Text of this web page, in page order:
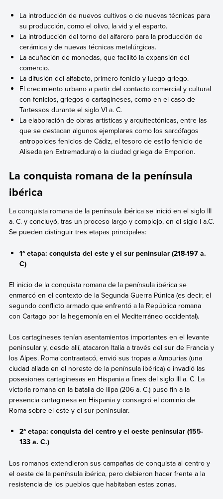
La introducción de nuevos cultivos o de nuevas técnicas para
su producción, como el olivo, la vid y el esparto.
La introducción del torno del alfarero para la producción de
cerámica y de nuevas técnicas metalúrgicas.
La acuñación de monedas, que facilitó la expansión del
comercio.
La difusión del alfabeto, primero fenicio y luego griego.
El crecimiento urbano a partir del contacto comercial y cultural
con fenicios, griegos o cartagineses, como en el caso de
Tartessos durante el siglo VI a. C.
La elaboración de obras artísticas y arquitectónicas, entre las
que se destacan algunos ejemplares como los sarcófagos
antropoides fenicios de Cádiz, el tesoro de estilo fenicio de
Aliseda (en Extremadura) o la ciudad griega de Emporion.
La conquista romana de la península
ibérica
La conquista romana de la península ibérica se inició en el siglo III
a. C. y concluyó, tras un proceso largo y complejo, en el siglo I a.C.
Se pueden distinguir tres etapas principales:
1ª etapa: conquista del este y el sur peninsular (218-197 a.
C)
El inicio de la conquista romana de la península ibérica se
enmarcó en el contexto de la Segunda Guerra Púnica (es decir, el
segundo conflicto armado que enfrentó a la República romana
con Cartago por la hegemonía en el Mediterráneo occidental).
Los cartagineses tenían asentamientos importantes en el levante
peninsular y, desde allí, atacaron Italia a través del sur de Francia y
los Alpes. Roma contraatacó, envió sus tropas a Ampurias (una
ciudad aliada en el noreste de la península ibérica) e invadió las
posesiones cartaginesas en Hispania a fines del siglo III a. C. La
victoria romana en la batalla de Ilipa (206 a. C.) puso fin a la
presencia cartaginesa en Hispania y consagró el dominio de
Roma sobre el este y el sur peninsular.
2ª etapa: conquista del centro y el oeste peninsular (155-
133 a. C.)
Los romanos extendieron sus campañas de conquista al centro y
el oeste de la península ibérica, pero debieron hacer frente a la
resistencia de los pueblos que habitaban estas zonas.